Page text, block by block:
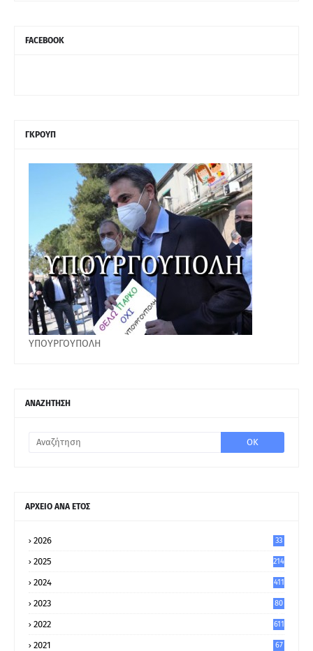
FACEBOOK
ΓΚΡΟΥΠ
ΥΠΟΥΡΓΟΥΠΟΛΗ
ΑΝΑΖΗΤΗΣΗ
ΑΡΧΕΙΟ ΑΝΑ ΕΤΟΣ
2026 33
2025 214
2024 411
2023
80
2022 611
2021
67